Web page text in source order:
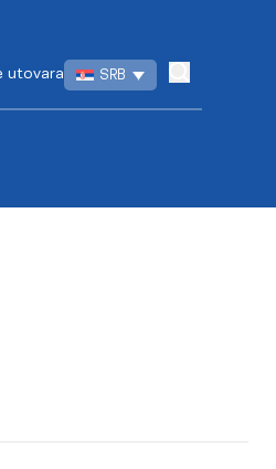
utovara SRB